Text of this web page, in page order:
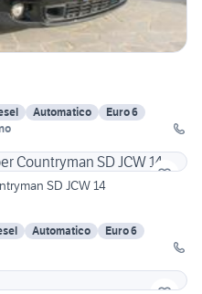
Automatico
Euro 6
SD JCW 14
Automatico
Euro 6